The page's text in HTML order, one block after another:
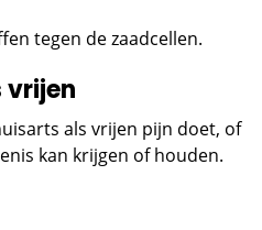
tegen de zaadcellen.
vrijen
als vrijen pijn doet, of
kan krijgen of houden.